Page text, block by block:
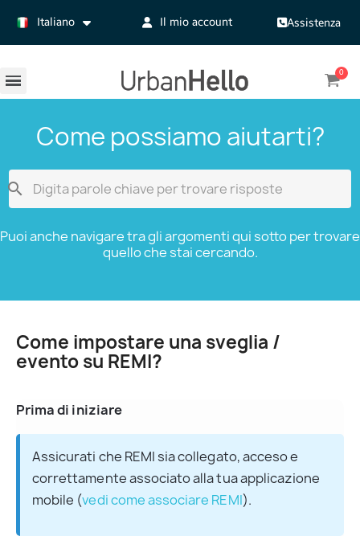
Italiano Il mio account Assistenza
Come possiamo aiutarti?

Puoi anche navigare tra gli argomenti qui sotto per trovare
quello che stai cercando.
Come impostare una sveglia /
evento su REMI?
Prima di iniziare
Assicurati che REMI sia collegato, acceso e
correttamente associato alla tua applicazione
mobile (vedi come associare REMI).